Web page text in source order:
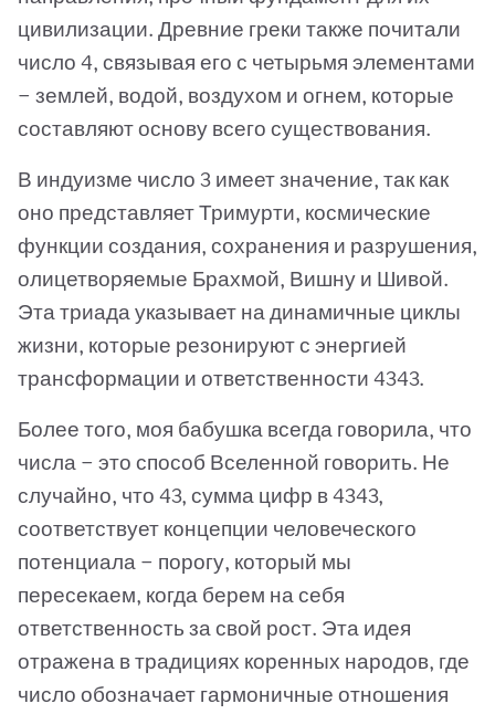
цивилизации. Древние греки также почитали
число 4, связывая его с четырьмя элементами
— землей, водой, воздухом и огнем, которые
составляют основу всего существования.
В индуизме число 3 имеет значение, так как
оно представляет Тримурти, космические
функции создания, сохранения и разрушения,
олицетворяемые Брахмой, Вишну и Шивой.
Эта триада указывает на динамичные циклы
жизни, которые резонируют с энергией
трансформации и ответственности 4343.
Более того, моя бабушка всегда говорила, что
числа — это способ Вселенной говорить. Не
случайно, что 43, сумма цифр в 4343,
соответствует концепции человеческого
потенциала — порогу, который мы
пересекаем, когда берем на себя
ответственность за свой рост. Эта идея
отражена в традициях коренных народов, где
число обозначает гармоничные отношения